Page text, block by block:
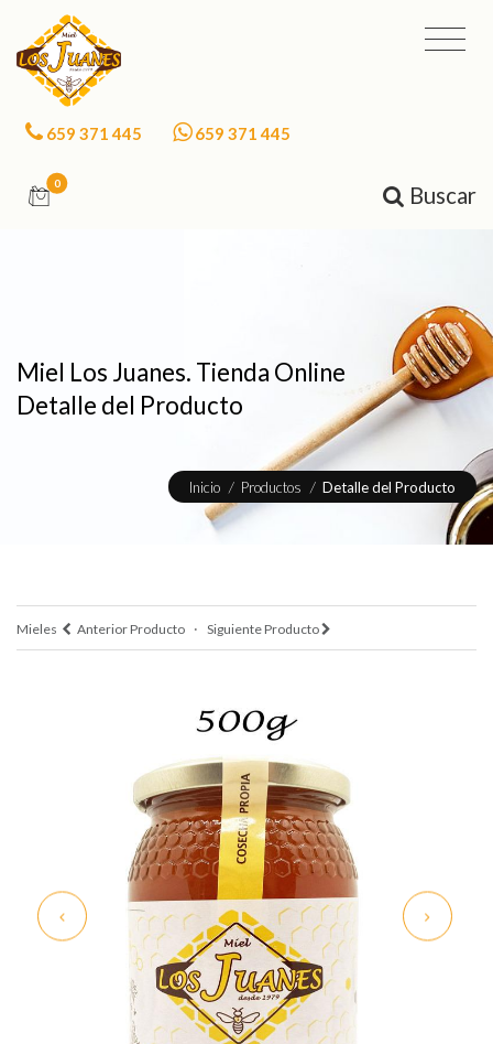
659 371 445 659 371 445
0 Buscar
Miel Los Juanes. Tienda Online
Detalle del Producto
Inicio / Productos / Detalle del Producto
Mieles Anterior Producto · Siguiente Producto